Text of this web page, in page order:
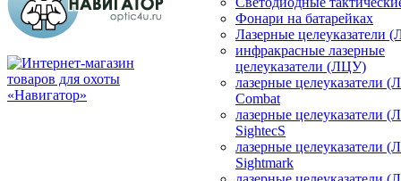
Фонари на батарейках
Лазерные целеуказатели
инфракрасные лазерные
целеуказатели (ЛЦУ)
лазерные целеуказатели
Combat
лазерные целеуказатели
SightecS
лазерные целеуказатели
Sightmark